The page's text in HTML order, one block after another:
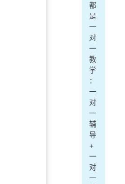
都
是
一
对
一
教
学
：
一
对
一
辅
导
+
一
对
一